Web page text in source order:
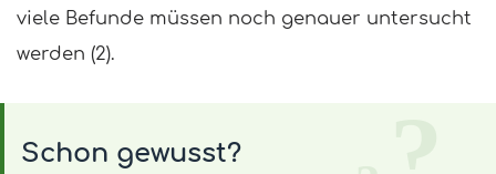
viele Befunde müssen noch genauer untersucht
werden (2).
Schon gewusst?